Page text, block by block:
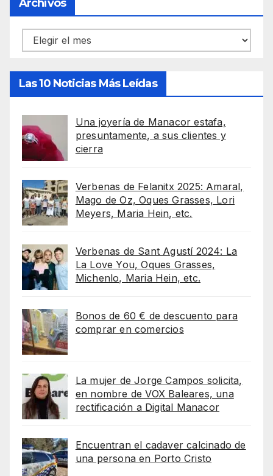
Archivos
Archivos
Las 10 Noticias Más Leídas
Una joyería de Manacor estafa,
presuntamente, a sus clientes y
cierra
Verbenas de Felanitx 2025: Amaral,
Mago de Oz, Oques Grasses, Lori
Meyers, Maria Hein, etc.
Verbenas de Sant Agustí 2024: La
La Love You, Oques Grasses,
Michenlo, Maria Hein, etc.
Bonos de 60 € de descuento para
comprar en comercios
La mujer de Jorge Campos solicita,
en nombre de VOX Baleares, una
rectificación a Digital Manacor
Encuentran el cadaver calcinado de
una persona en Porto Cristo